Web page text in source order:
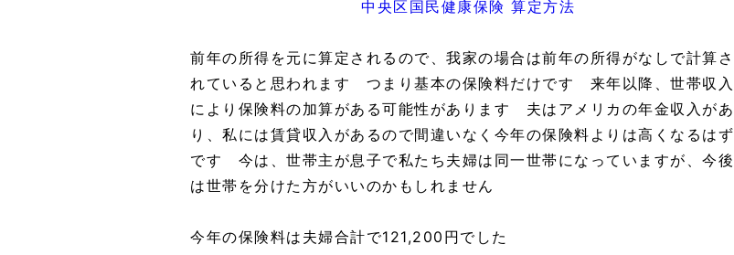
中央区国民健康保険 算定方法
前年の所得を元に算定されるので、我家の場合は前年の所得がなしで計算さ
れていると思われます つまり基本の保険料だけです 来年以降、世帯収入
により保険料の加算がある可能性があります 夫はアメリカの年金収入があ
り、私には賃貸収入があるので間違いなく今年の保険料よりは高くなるはず
です 今は、世帯主が息子で私たち夫婦は同一世帯になっていますが、今後
は世帯を分けた方がいいのかもしれません
今年の保険料は夫婦合計で121,200円でした